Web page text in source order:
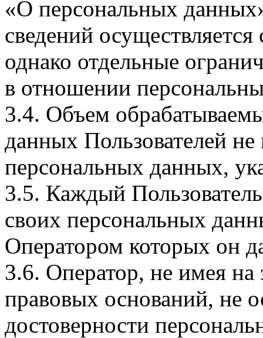
«О персональных
сведений
однако отдельные
в отношении
3.4. Объем
данных Пользователей
персональных данных,
3.5. Каждый
своих персональных
Оператором которых он
3.6. Оператор, не имея
правовых оснований, не
достоверности